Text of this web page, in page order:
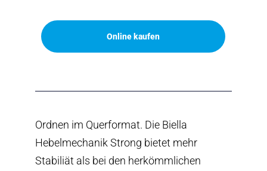
Online kaufen
Ordnen im Querformat. Die Biella
Hebelmechanik Strong bietet mehr
Stabiliät als bei den herkömmlichen